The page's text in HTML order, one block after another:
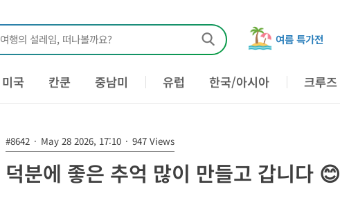
여행의 설레임, 떠나볼까요? 여름 특가전
미국 칸쿤 중남미 유럽 한국/아시아 크루즈
#8642 · May 28 2026, 17:10 · 947 Views
덕분에 좋은 추억 많이 만들고 갑니다 😊